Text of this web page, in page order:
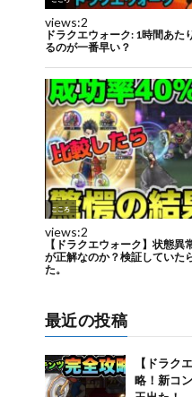
最近の投稿
【ドラク
略！新コ